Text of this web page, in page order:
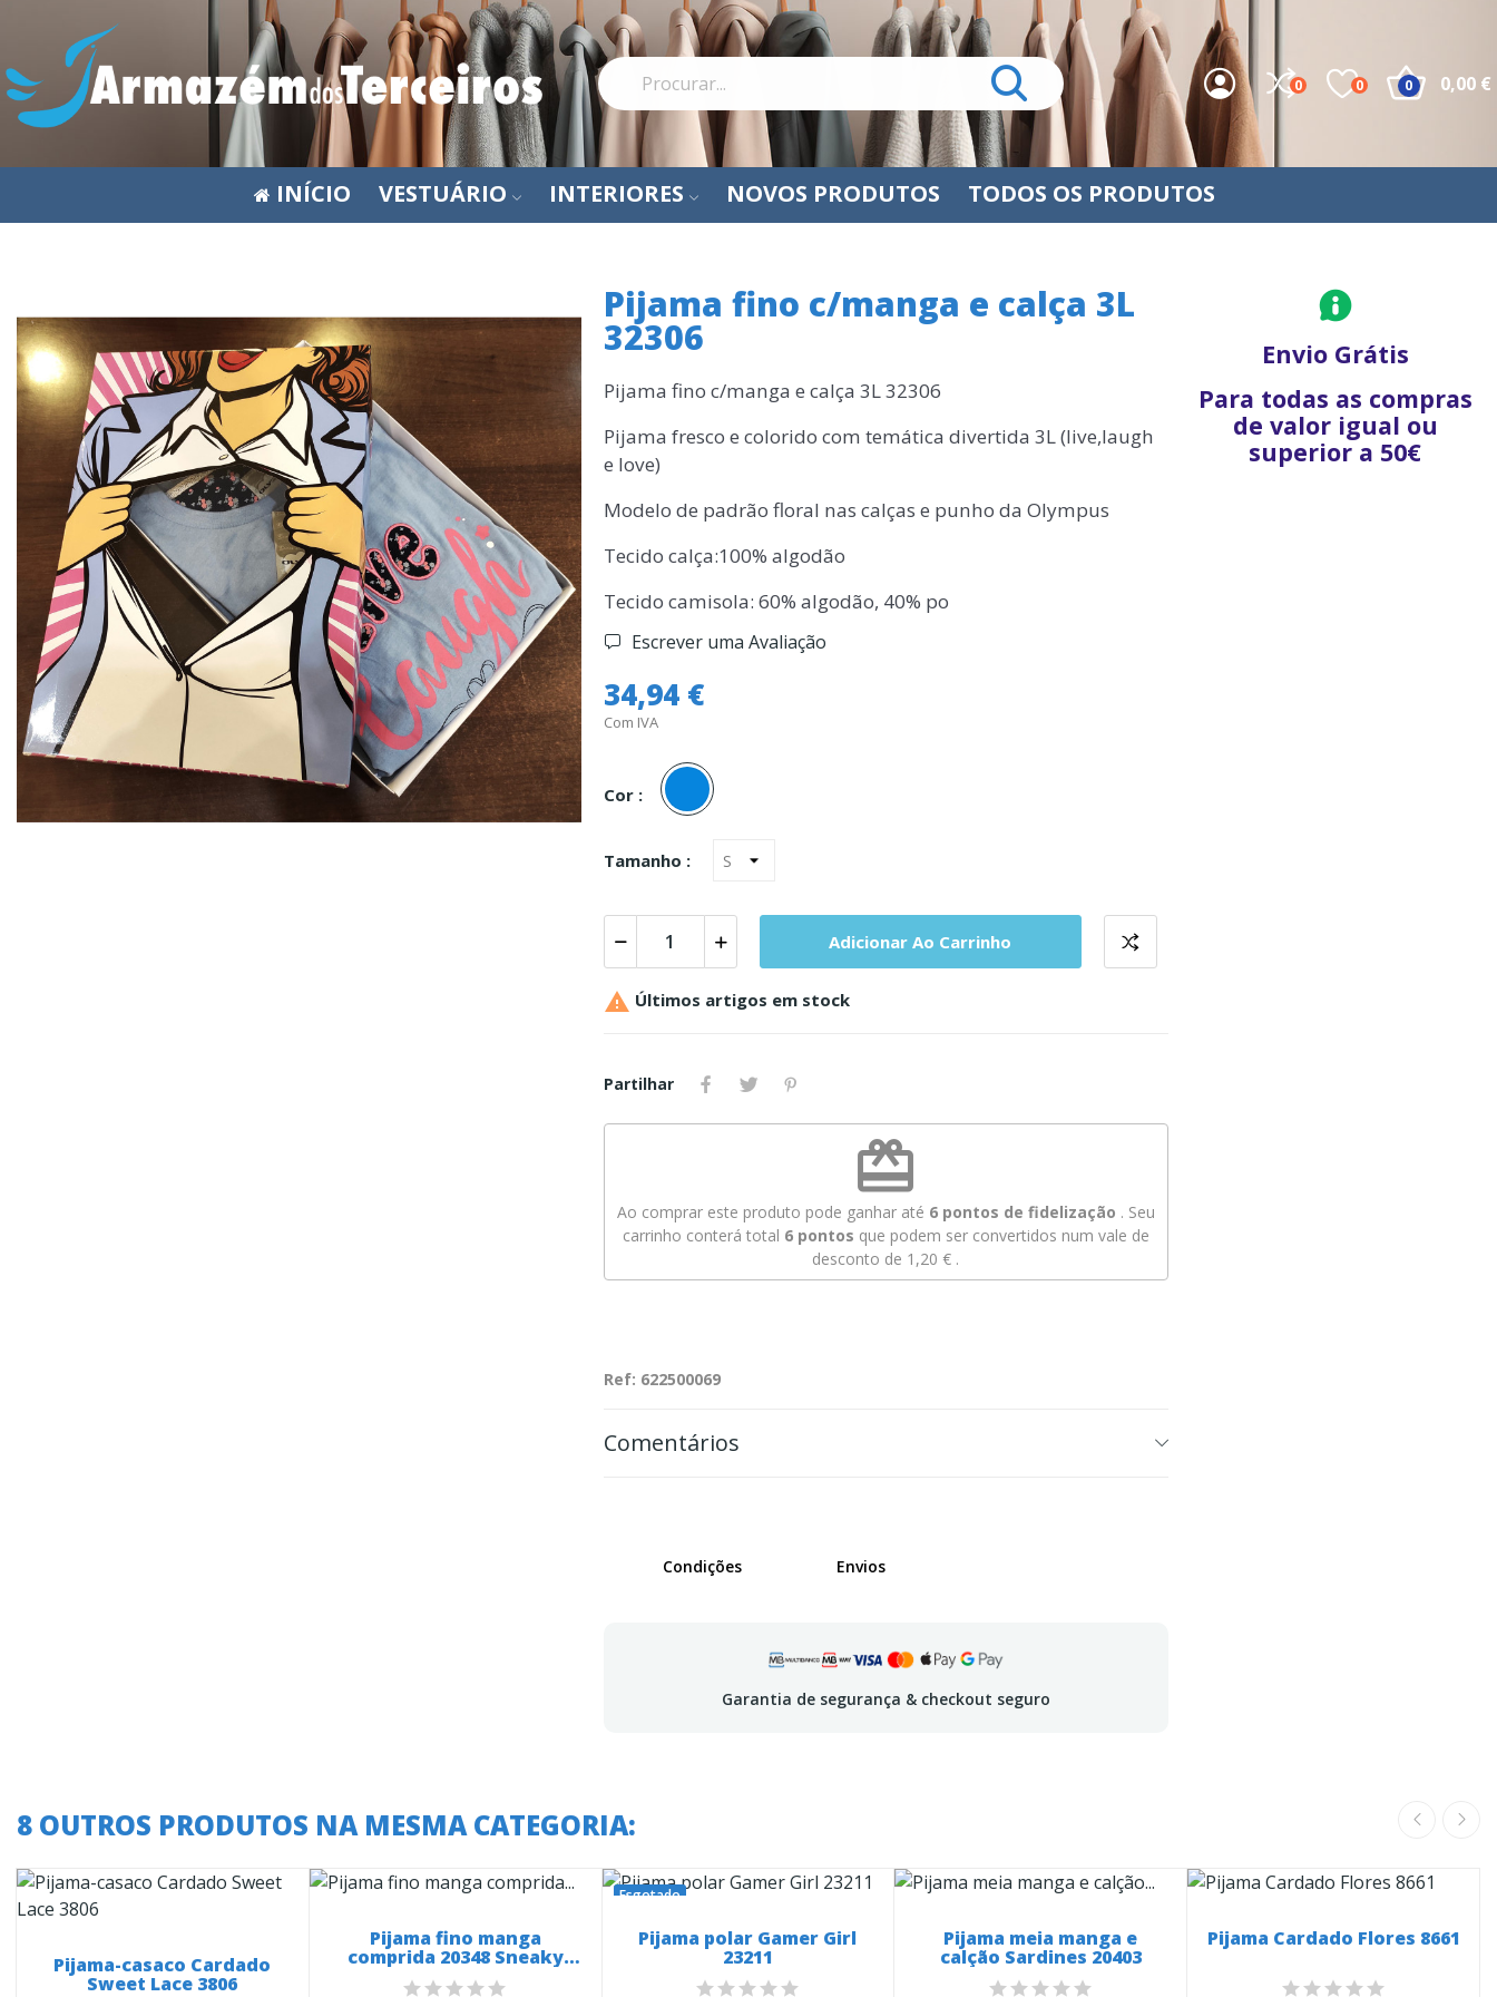
0 0 0,00 €
0
INÍCIO VESTUÁRIO INTERIORES NOVOS PRODUTOS TODOS OS PRODUTOS
Pijama fino c/manga e calça 3L
32306
Pijama fino c/manga e calça 3L 32306
Pijama fresco e colorido com temática divertida 3L (live,laugh
e love)
Modelo de padrão floral nas calças e punho da Olympus
Tecido calça:100% algodão
Tecido camisola: 60% algodão, 40% po
Escrever uma Avaliação
34,94 €
Com IVA
Cor :
Azul
Tamanho :
Adicionar Ao Carrinho
 Últimos artigos em stock
Partilhar
redeem
Ao comprar este produto pode ganhar até 6pontos de fidelização . Seu
carrinho conterá total 6pontos que podem ser convertidos num vale de
desconto de 1,20 € .
Ref: 622500069
Comentários
Condições Envios
Garantia de segurança & checkout seguro
Envio Grátis
Para todas as compras
de valor igual ou
superior a 50€
8 OUTROS PRODUTOS NA MESMA CATEGORIA:
Pijama-casaco Cardado
Sweet Lace 3806
Pijama fino manga
comprida 20348 Sneaky
Jerry
Esgotado
Pijama polar Gamer Girl
23211
Pijama meia manga e
calção Sardines 20403
Pijama Cardado Flores 8661